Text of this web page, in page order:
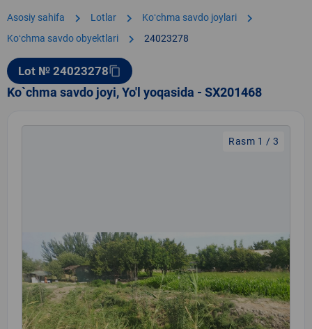
Asosiy sahifa chevron_right Lotlar chevron_right Koʻchma savdo joylari chevron_right
Koʻchma savdo obyektlari chevron_right 24023278
Lot № 24023278content_copy
Ko`chma savdo joyi, Yo'l yoqasida - SX201468
Rasm 1 / 3